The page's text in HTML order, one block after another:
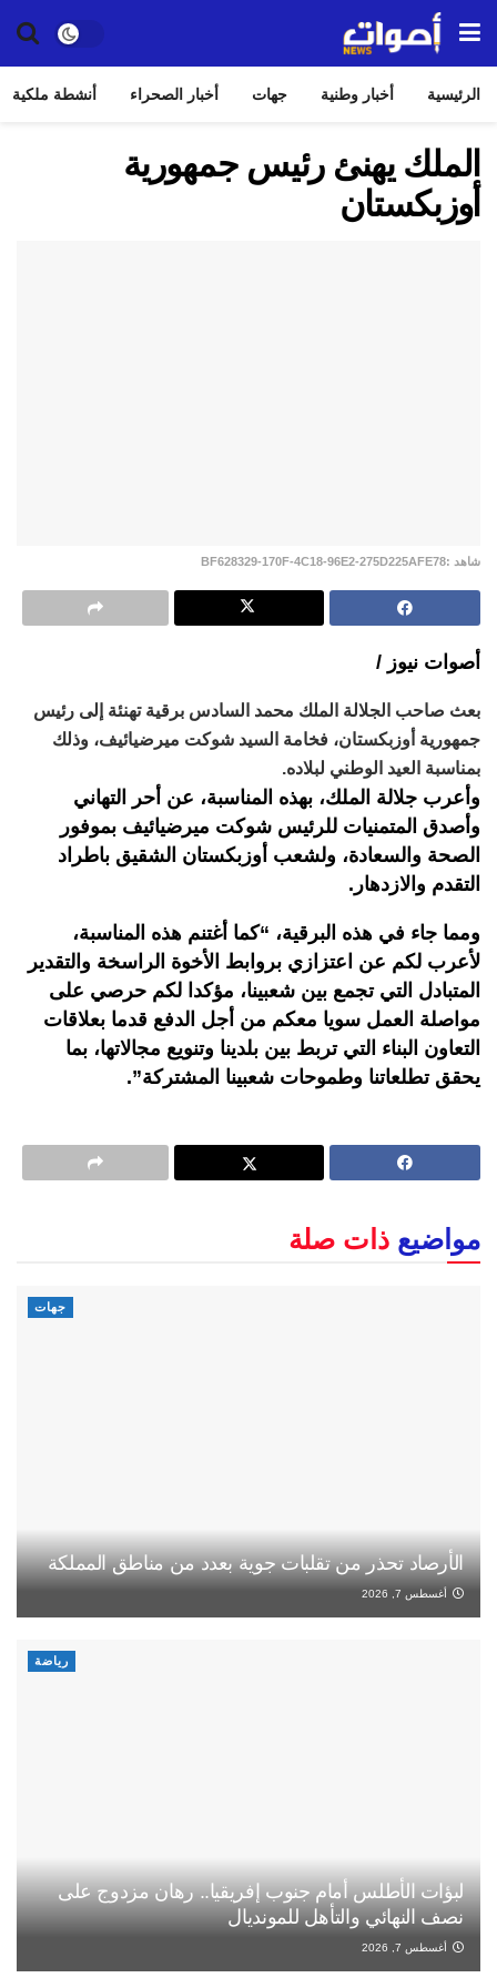
الرئيسية أخبار وطنية جهات أخبار الصحراء أنشطة ملكية
الملك يهنئ رئيس جمهورية
أوزبكستان
شاهد :BF628329-170F-4C18-96E2-275D225AFE78
أصوات نيوز /
بعث صاحب الجلالة الملك محمد السادس برقية تهنئة إلى رئيس
جمهورية أوزبكستان، فخامة السيد شوكت ميرضيائيف، وذلك
بمناسبة العيد الوطني لبلاده.
وأعرب جلالة الملك، بهذه المناسبة، عن أحر التهاني
وأصدق المتمنيات للرئيس شوكت ميرضيائيف بموفور
الصحة والسعادة، ولشعب أوزبكستان الشقيق باطراد
التقدم والازدهار.
ومما جاء في هذه البرقية، “كما أغتنم هذه المناسبة،
لأعرب لكم عن اعتزازي بروابط الأخوة الراسخة والتقدير
المتبادل التي تجمع بين شعبينا، مؤكدا لكم حرصي على
مواصلة العمل سويا معكم من أجل الدفع قدما بعلاقات
التعاون البناء التي تربط بين بلدينا وتنويع مجالاتها، بما
يحقق تطلعاتنا وطموحات شعبينا المشتركة”.
مواضيع ذات صلة
جهات
الأرصاد تحذر من تقلبات جوية بعدد من مناطق المملكة
أغسطس 7, 2026
رياضة
لبؤات الأطلس أمام جنوب إفريقيا.. رهان مزدوج على
نصف النهائي والتأهل للمونديال
أغسطس 7, 2026